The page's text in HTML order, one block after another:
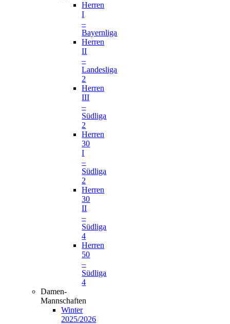
Herren
I
–
Bayernliga
Herren
II
–
Landesliga
2
Herren
III
–
Südliga
2
Herren
30
I
–
Südliga
2
Herren
30
II
–
Südliga
4
Herren
50
–
Südliga
4
Damen-
Mannschaften
Winter
2025/2026